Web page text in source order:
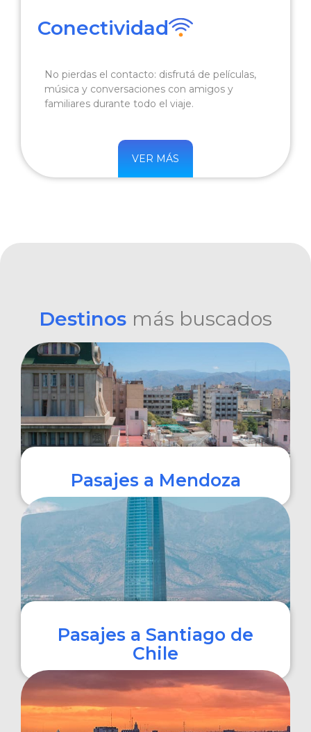
Conectividad
No pierdas el contacto: disfrutá de películas,
música y conversaciones con amigos y
familiares durante todo el viaje.
VER MÁS
Destinos más buscados
Pasajes a Mendoza
COMPRAR
Pasajes a Santiago de
Chile